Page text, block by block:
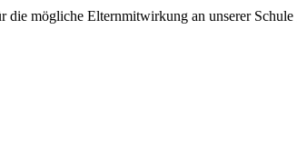
mögliche Elternmitwirkung an unserer Schule